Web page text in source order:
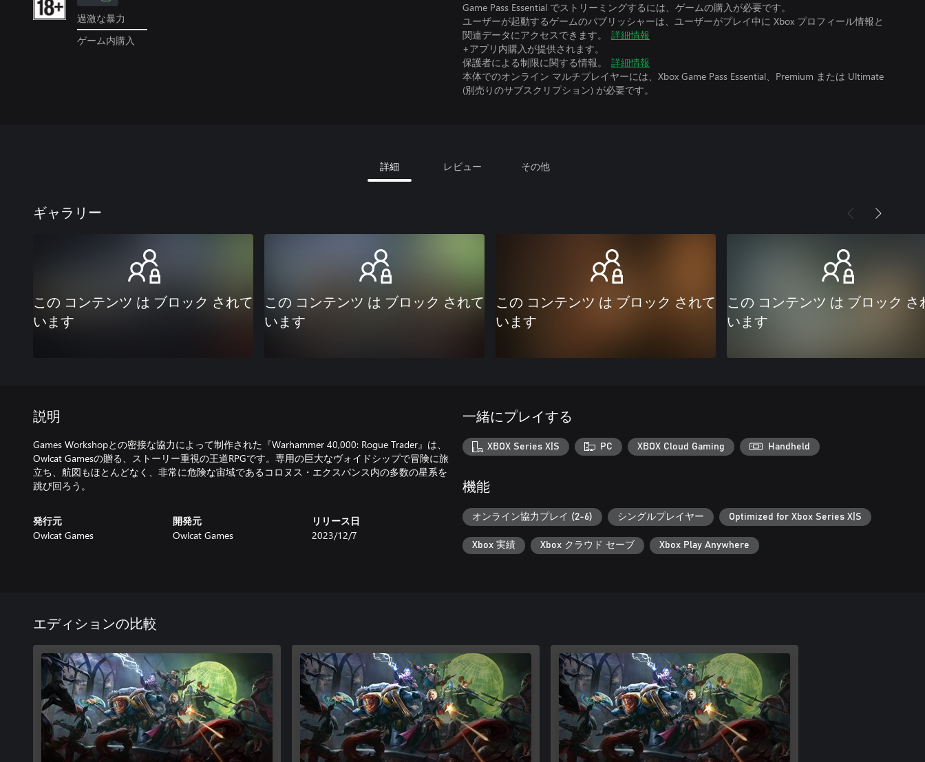
過激な暴力
ゲーム内購入
Game Pass Essential でストリーミングするには、ゲームの購入が必要です。
ユーザーが起動するゲームのパブリッシャーは、ユーザーがプレイ中に Xbox プロフィール情報と
関連データにアクセスできます。
詳細情報
+アプリ内購入が提供されます。
保護者による制限に関する情報。
詳細情報
本体でのオンライン マルチプレイヤーには、Xbox Game Pass Essential、Premium または Ultimate
(別売りのサブスクリプション) が必要です。
詳細 レビュー その他
ギャラリー
この コンテンツ は ブロック されて
います
この コンテンツ は ブロック されて
います
この コンテンツ は ブロック されて
います
この コンテンツ は ブロック さ
います
説明
Games Workshopとの密接な協力によって制作された『Warhammer 40,000: Rogue Trader』は、
Owlcat Gamesの贈る、ストーリー重視の王道RPGです。専用の巨大なヴォイドシップで冒険に旅
立ち、航図もほとんどなく、非常に危険な宙域であるコロヌス・エクスパンス内の多数の星系を
跳び回ろう。
発行元
Owlcat Games
開発元
Owlcat Games
リリース日
2023/12/7
一緒にプレイする
XBOX Series X|S PC XBOX Cloud Gaming Handheld
機能
オンライン協力プレイ (2-6) シングルプレイヤー Optimized for Xbox Series X|S
Xbox 実績 Xbox クラウド セーブ Xbox Play Anywhere
エディションの比較